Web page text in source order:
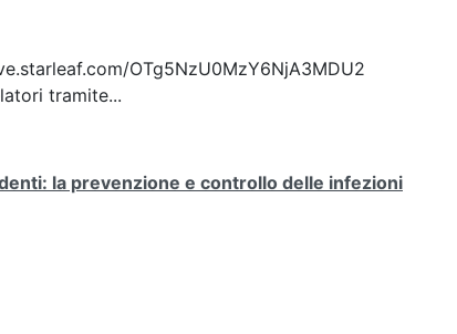
OTg5NzU0MzY6NjA3MDU2
tramite...
la prevenzione e controllo delle infezioni